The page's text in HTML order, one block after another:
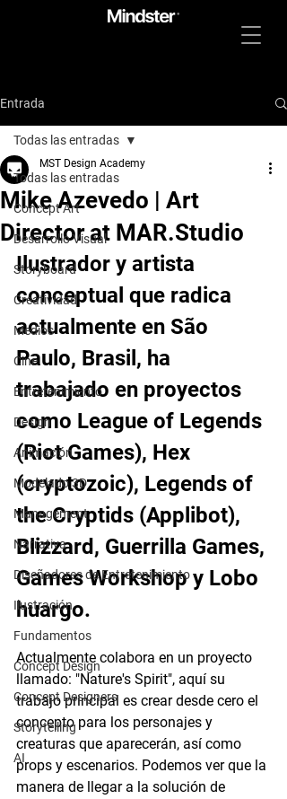
Entrada
Todas las entradas
Concept Art
Desarrollo Visual
Storyboard
Creatividad
Medios
Cine
Entretenimiento
Design
Animación
Modelado 3D
Management
Narrativa
Diseñadores de Entretenimiento
Ilustración
Fundamentos
Concept Design
Concept Designers
Storytelling
AI
Todas las entradas
Mike Azevedo | Art
Director at MAR.Studio
MST Design Academy
Ilustrador y artista
conceptual que radica
actualmente en São
Paulo, Brasil, ha
trabajado en proyectos
como League of Legends
(Riot Games), Hex
(cryptozoic), Legends of
the Cryptids (Applibot),
Blizzard, Guerrilla Games,
Games Workshop y Lobo
huargo.
Actualmente colabora en un proyecto
llamado: "Nature's Spirit", aquí su
trabajo principal es crear desde cero el
concepto para los personajes y
creaturas que aparecerán, así como
props y escenarios. Podemos ver que la
manera de llegar a la solución de